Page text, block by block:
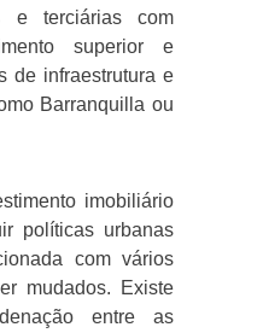
e terciárias com
superior e
de infraestrutura e
Barranquilla ou
imobiliário
políticas urbanas
com vários
mudados. Existe
entre as